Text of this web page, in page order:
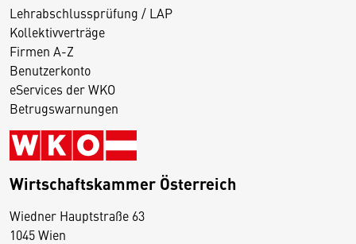
Lehrabschlussprüfung / LAP
Kollektivverträge
Firmen A-Z
Benutzerkonto
eServices der WKO
Betrugswarnungen
Wirtschaftskammer Österreich
Wiedner Hauptstraße 63
1045 Wien
D